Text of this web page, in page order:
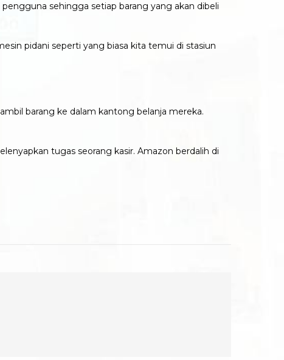
sehingga setiap barang yang akan dibeli
pidani seperti yang biasa kita temui di stasiun
barang ke dalam kantong belanja mereka.
tugas seorang kasir. Amazon berdalih di